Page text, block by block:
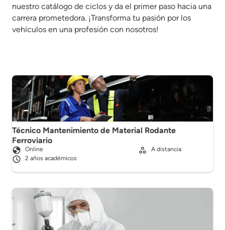
nuestro catálogo de ciclos y da el primer paso hacia una
carrera prometedora. ¡Transforma tu pasión por los
vehículos en una profesión con nosotros!
Técnico Mantenimiento de Material Rodante
Ferroviario
Online
2 años académicos
A distancia